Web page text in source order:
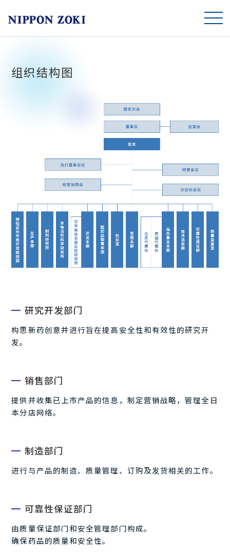
关于我们
日本語
English
组织结构图
研究开发部门
构思新药创意并进行旨在提高安全性和有效性的研究开
发。
销售部门
提供并收集已上市产品的信息，制定营销战略，管理全日
本分店网络。
制造部门
进行与产品的制造、质量管理、订购及发货相关的工作。
可靠性保证部门
由质量保证部门和安全管理部门构成。
确保药品的质量和安全性。